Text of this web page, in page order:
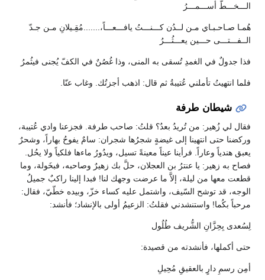
الـــخـــطّ أســـمـــرُ
هُمـا صـاحـبـاي مـن لــدُن كـــنـــتُ يافـــعـــاً،.......مُقِـيلانِ مـن جـدّ
الــفـــتـــى حـــين يعـــثُـــرُ
فذا جدولٌ في الغمدِ تُسقى به المنى، وذا غُصُنٌ في الكفّ يُجنى فيثُمرُ
فلما انتهيتُ تأملني عُتيبةُ ثم قال: اذهب أجزتُك. وغاب عنّا.
شيطان طرفة
فقال لي زُهير: من تُريدُ بعدُ؟ قلتُ: صاحب طرفة. فجزعنا وادي عُتيبة،
وركضنا حتى انتهينا إلى غيضةٍ شجرُها شجران: سامٌ يفوحُ بهاراً، وشحرٌ
يعبق هندياً وعاراً. فرأينا عيناً معينةً تسيل، ويدُورُ ماءها فلكياً ولا يحُل.
فصاح به زهير: يا عنترُ بن العجلان، حلَّ بك زهيرٌ وصاحبه، فبخَولة، وما
قطعت معها من ليلة، إلاَّ ما عرضت وجهك لنا! فبدا إلينا راكبٌ جميلُ
الوجه، قد توشح السّيف، واشتمل عليه كساء خزّ، وبيده خطّيّ، فقال:
مرحباً بكُما! واستنشدني فقلتُ: الزعيمُ أولى بالإنشاد؛ فأنشد:
لِسُعدى بِحِزَّانِ الشُّريف طُلُول
حتى أكملها، فأنشدته من قصيدة:
أمِن رسمِ دارٍ بالعقيقِ مُحِيلِ